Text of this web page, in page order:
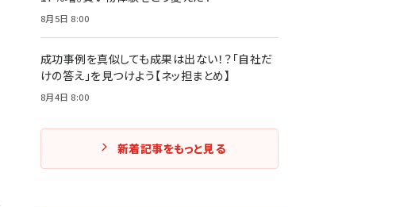
8月5日 8:00
成功事例を真似しても成果は出ない！？「自社だ
けの答え」を見つけよう【ネッ担まとめ】
8月4日 8:00
新着記事をもっと見る